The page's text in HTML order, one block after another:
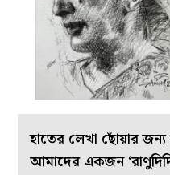
হাতের লেখা ছোঁয়ার জন্য
আমাদের একজন